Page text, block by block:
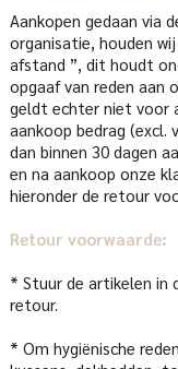
Aankopen gedaan via
organisatie, houden
afstand ”, dit houdt
opgaaf van reden aan
geldt echter niet voor
aankoop bedrag
dan binnen 30 dagen
en na aankoop onze
hieronder de retour
Retour voorwaarde:
* Stuur de artikelen in
retour.
* Om hygiënische